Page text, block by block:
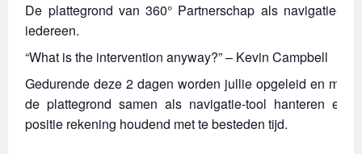
De plattegrond van 360° Partnerschap als navigatie-
iedereen.
“What is the intervention anyway?” – Kevin Campbell
Gedurende deze 2 dagen worden jullie opgeleid en
de plattegrond samen als navigatie-tool hanteren en
positie rekening houdend met te besteden tijd.